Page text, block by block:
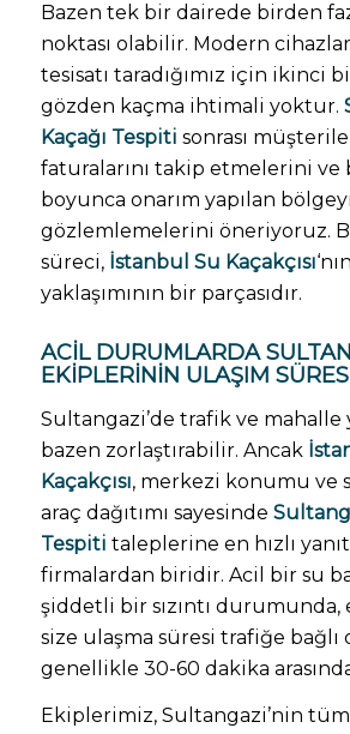
Bazen tek bir dairede birden
noktası olabilir. Modern
tesisatı taradığımız için ikinci
gözden kaçma ihtimali yoktur.
Kaçağı Tespiti sonrası
faturalarını takip etmelerini ve
boyunca onarım yapılan bölgeyi
gözlemlemelerini öneriyoruz.
süreci, İstanbul Su Kaçakçısı
yaklaşımının bir parçasıdır.
ACIL DURUMLARDA
EKIPLERININ ULAŞIM
Sultangazi’de trafik ve mahalle
bazen zorlaştırabilir. Ancak
Kaçakçısı, merkezi konumu ve
araç dağıtımı sayesinde
Tespiti taleplerine en hızlı
firmalardan biridir. Acil bir su
şiddetli bir sızıntı
size ulaşma süresi trafiğe bağlı
genellikle 30-60 dakika
Ekiplerimiz, Sultangazi’nin